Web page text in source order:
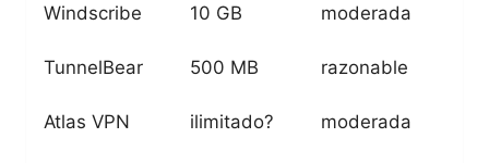
Windscribe 10 GB moderada
TunnelBear 500 MB razonable
Atlas VPN ilimitado? moderada